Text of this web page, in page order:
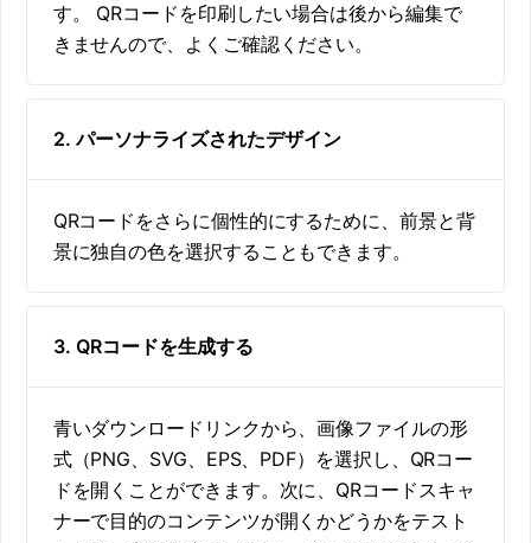
す。 QRコードを印刷したい場合は後から編集で
きませんので、よくご確認ください。
2. パーソナライズされたデザイン
QRコードをさらに個性的にするために、前景と背
景に独自の色を選択することもできます。
3. QRコードを生成する
青いダウンロードリンクから、画像ファイルの形
式（PNG、SVG、EPS、PDF）を選択し、QRコー
ドを開くことができます。次に、QRコードスキャ
ナーで目的のコンテンツが開くかどうかをテスト